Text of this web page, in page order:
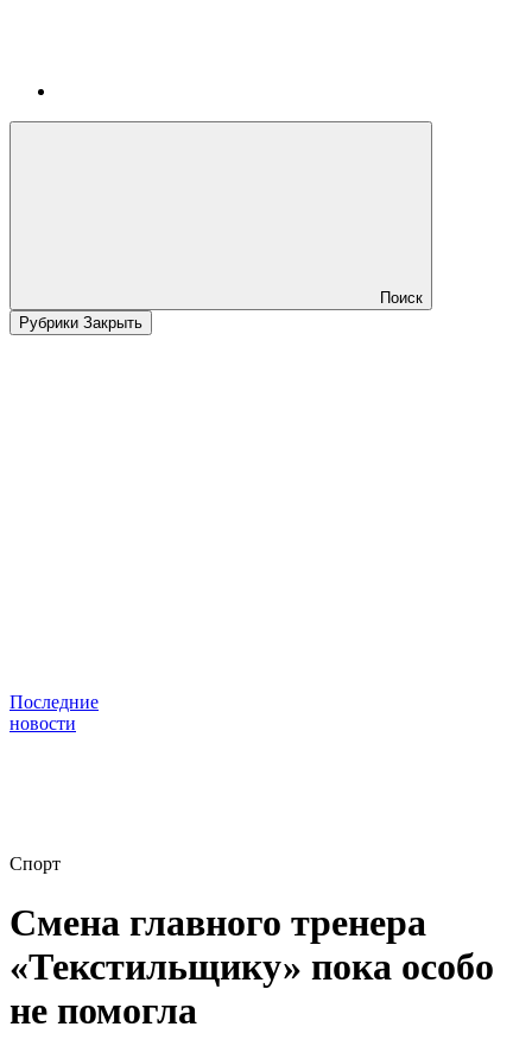
Поиск
Рубрики Закрыть
Последние
новости
Спорт
Смена главного тренера
«Текстильщику» пока особо
не помогла